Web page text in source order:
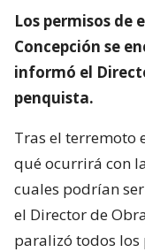
Los permisos de
Concepción se
informó el
penquista.
Tras el terremoto
qué ocurrirá con
cuales podrían
el Director de
paralizó todos los